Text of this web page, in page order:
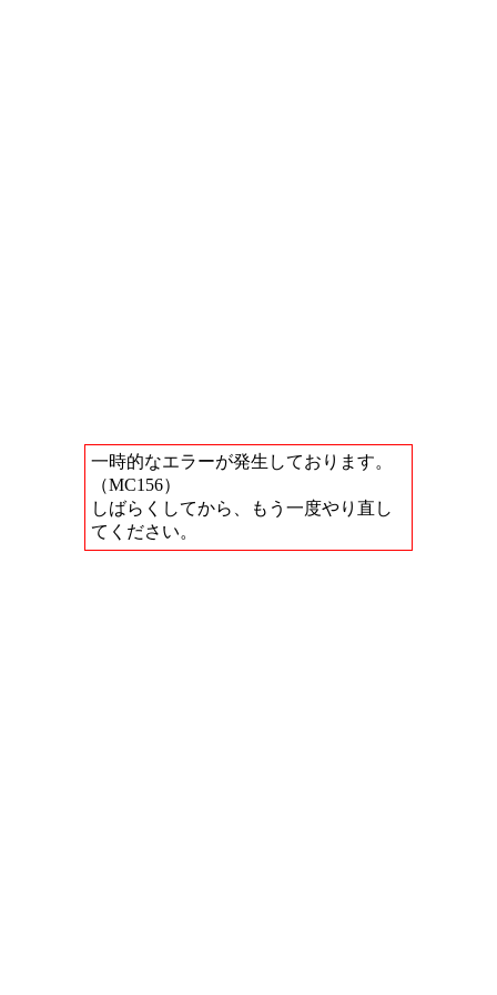
一時的なエラーが発生しております。
（MC156）
しばらくしてから、もう一度やり直し
てください。